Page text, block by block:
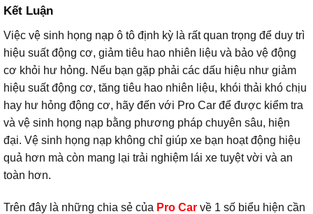
Kết Luận
Việc vệ sinh họng nạp ô tô định kỳ là rất quan trọng để duy trì
hiệu suất động cơ, giảm tiêu hao nhiên liệu và bảo vệ động
cơ khỏi hư hỏng. Nếu bạn gặp phải các dấu hiệu như giảm
hiệu suất động cơ, tăng tiêu hao nhiên liệu, khói thải khó chịu
hay hư hỏng động cơ, hãy đến với Pro Car để được kiểm tra
và vệ sinh họng nạp bằng phương pháp chuyên sâu, hiện
đại. Vệ sinh họng nạp không chỉ giúp xe bạn hoạt động hiệu
quả hơn mà còn mang lại trải nghiệm lái xe tuyệt vời và an
toàn hơn.
Trên đây là những chia sẻ của Pro Car về 1 số biểu hiện cần